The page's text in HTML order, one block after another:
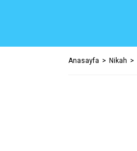
Anasayfa Nikah